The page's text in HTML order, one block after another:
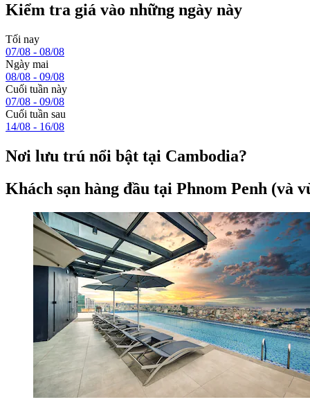
Kiểm tra giá vào những ngày này
Tối nay
07/08 - 08/08
Ngày mai
08/08 - 09/08
Cuối tuần này
07/08 - 09/08
Cuối tuần sau
14/08 - 16/08
Nơi lưu trú nổi bật tại Cambodia?
Khách sạn hàng đầu tại Phnom Penh (và